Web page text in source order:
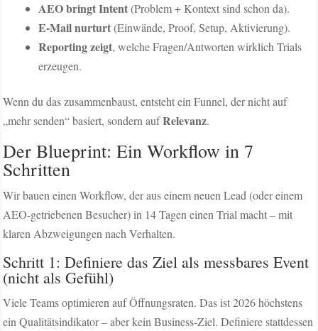
AEO bringt Intent(Problem + Kontext sind schon da).
E-Mail nurturt(Einwände, Proof, Setup, Aktivierung).
Reporting zeigt, welche Fragen/Antworten wirklich Trials
erzeugen.
Wenn du das zusammenbaust, entsteht ein Funnel, der nicht auf
„mehr senden“ basiert, sondern aufRelevanz.
Der Blueprint: Ein Workflow in 7
Schritten
Wir bauen einen Workflow, der aus einem neuen Lead (oder einem
AEO-getriebenen Besucher) in 14 Tagen einen Trial macht – mit
klaren Abzweigungen nach Verhalten.
Schritt 1: Definiere das Ziel als messbares Event
(nicht als Gefühl)
Viele Teams optimieren auf Öffnungsraten. Das ist 2026 höchstens
ein Qualitätsindikator – aber kein Business-Ziel. Definiere stattdessen